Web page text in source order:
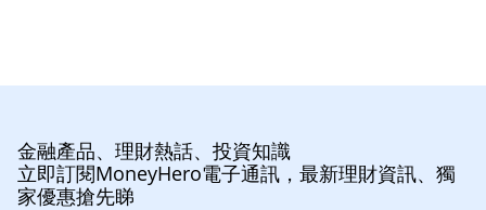
金融產品、理財熱話、投資知識
立即訂閱MoneyHero電子通訊，最新理財資訊、獨
家優惠搶先睇